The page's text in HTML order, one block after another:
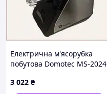
Електрична м'ясорубка
побутова Domotec MS-2024
8C546EH002
3 022 ₴